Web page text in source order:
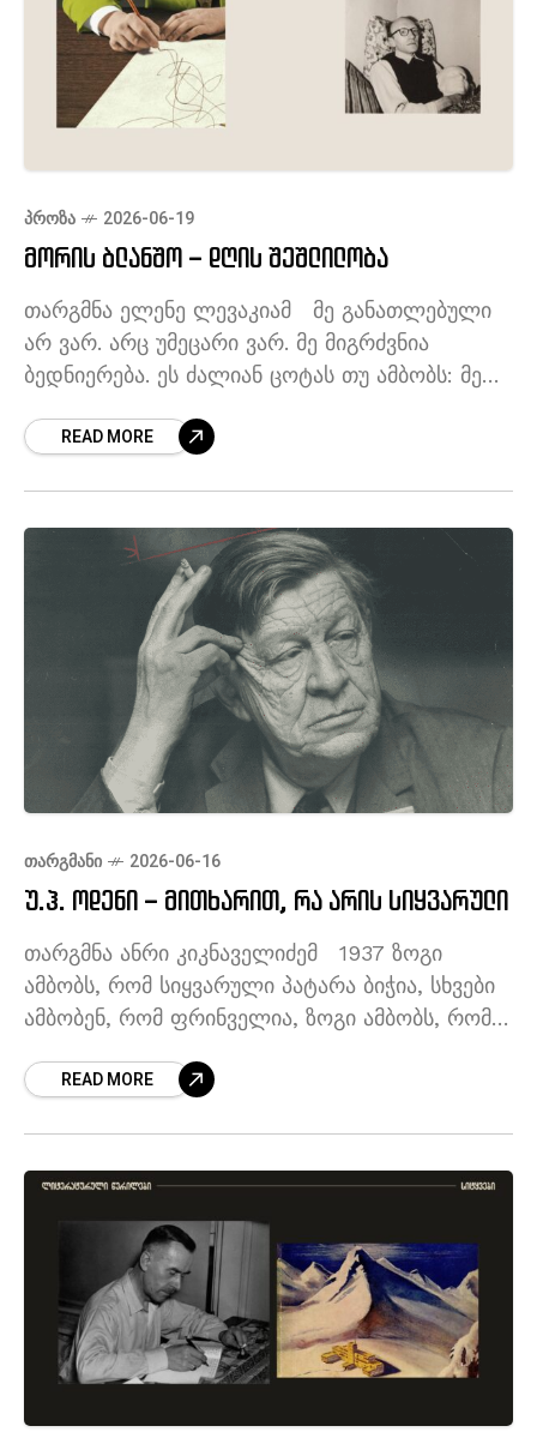
ᲞᲠᲝᲖᲐ 2026-06-19
მორის ბლანშო – დღის შეშლილობა
თარგმნა ელენე ლევაკიამ მე განათლებული
არ ვარ. არც უმეცარი ვარ. მე მიგრძვნია
ბედნიერება. ეს ძალიან ცოტას თუ ამბობს: მე
სიამოვნებას მანიჭებს. ხოლო სიკვდილი?
READ MORE
ᲗᲐᲠᲒᲛᲐᲜᲘ 2026-06-16
უ.ჰ. ოდენი – მითხარით, რა არის სიყვარული
თარგმნა ანრი კიკნაველიძემ 1937 ზოგი
ამბობს, რომ სიყვარული პატარა ბიჭია, სხვები
ამბობენ, რომ ფრინველია, ზოგი ამბობს, რომ
ეს ყოველივე სისულელეა. ხოლო როდესაც
READ MORE